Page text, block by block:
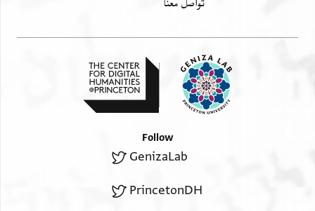
Follow
GenizaLab
PrincetonDH